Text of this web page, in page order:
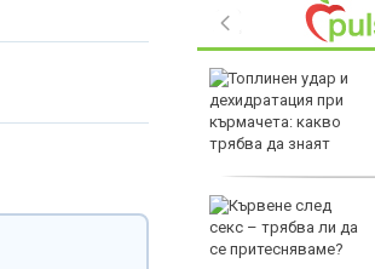
при Русе стигна минус